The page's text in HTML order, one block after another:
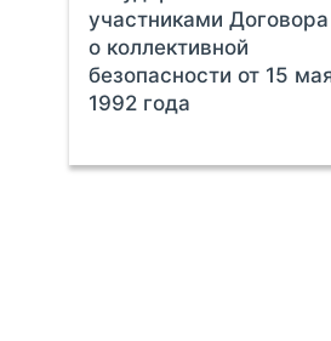
участниками Договора
о коллективной
безопасности от 15
1992 года